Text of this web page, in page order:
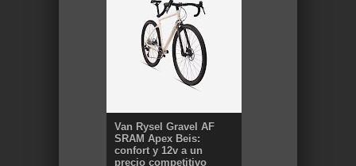
Van Rysel Gravel AF
SRAM Apex Beis:
confort y 12v a un
precio competitivo